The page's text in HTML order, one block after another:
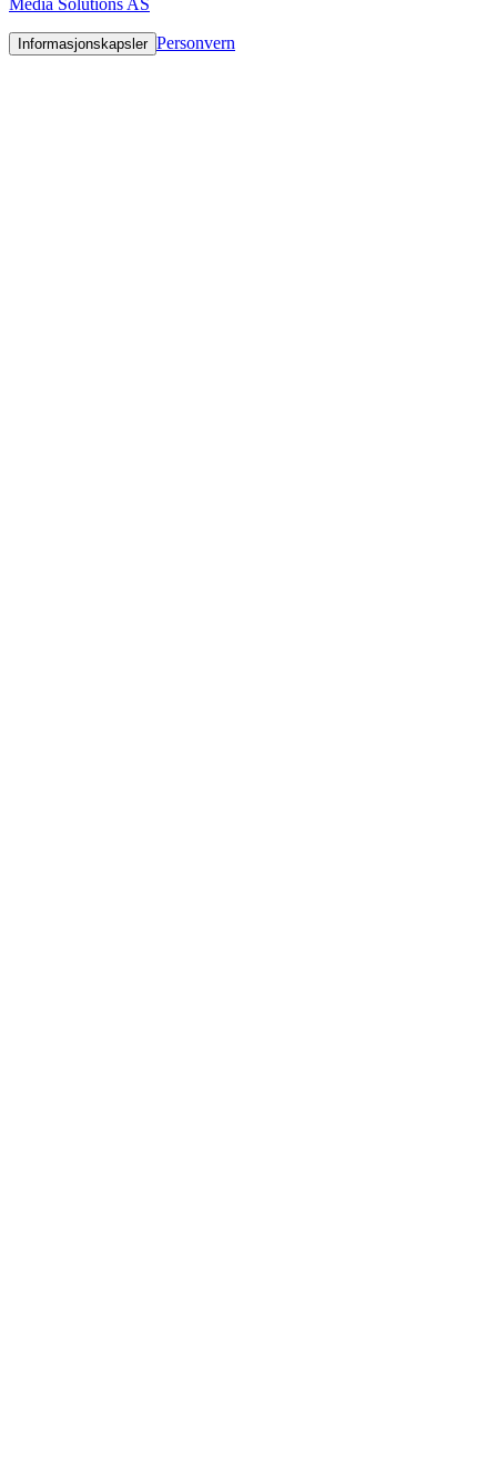
Media Solutions AS
Informasjonskapsler Personvern